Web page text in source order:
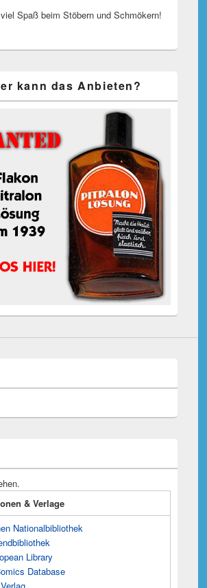
Spaß beim Stöbern und Schmökern!
kann das Anbieten?
& Verlage
Nationalbibliothek
Library
Database